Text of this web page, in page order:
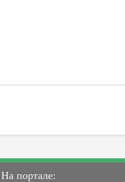
На портале: